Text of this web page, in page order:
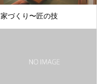
家づくり〜匠の技